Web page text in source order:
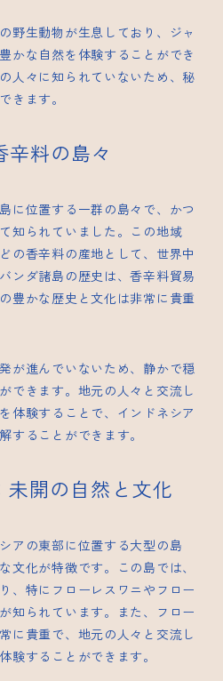
野生動物が生息しており、ジャ
かな自然を体験することができ
人々に知られていないため、秘
きます。
料の島々
に位置する一群の島々で、かつ
知られていました。この地域
の香辛料の産地として、世界中
ンダ諸島の歴史は、香辛料貿易
豊かな歴史と文化は非常に貴重
が進んでいないため、静かで穏
できます。地元の人々と交流し
体験することで、インドネシア
することができます。
開の自然と文化
アの東部に位置する大型の島
文化が特徴です。この島では、
、特にフローレスワニやフロー
知られています。また、フロー
に貴重で、地元の人々と交流し
験することができます。